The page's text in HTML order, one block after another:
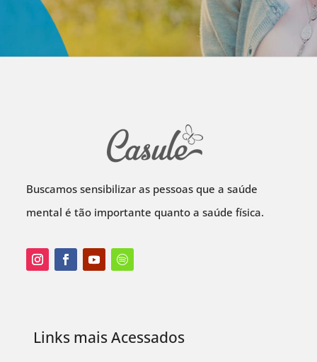
Buscamos sensibilizar as pessoas que a saúde
mental é tão importante quanto a saúde física.
Links mais Acessados